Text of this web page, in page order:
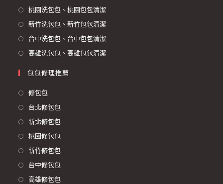
桃園洗包包、桃園包包清潔
新竹洗包包、新竹包包清潔
台中洗包包、台中包包清潔
高雄洗包包、高雄包包清潔
包包修理推薦
修包包
台北修包包
新北修包包
桃園修包包
新竹修包包
台中修包包
高雄修包包